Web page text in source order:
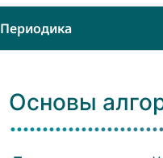
Периодика
Основы